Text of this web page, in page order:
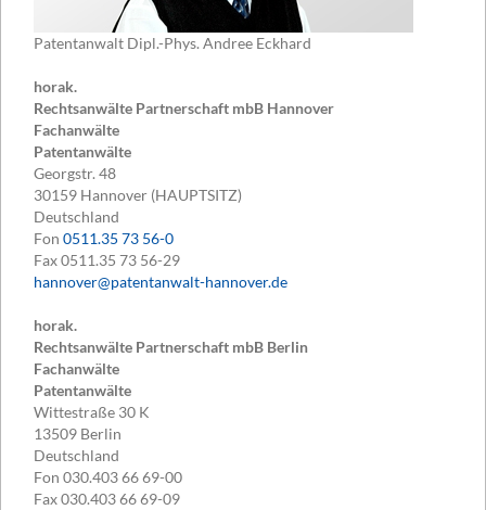
Patentanwalt Dipl.-Phys. Andree Eckhard
horak.
Rechtsanwälte Partnerschaft mbB Hannover
Fachanwälte
Patentanwälte
Georgstr. 48
30159 Hannover (HAUPTSITZ)
Deutschland
Fon 0511.35 73 56-0
Fax0511.35 73 56-29
hannover@patentanwalt-hannover.de
horak.
Rechtsanwälte Partnerschaft mbB Berlin
Fachanwälte
Patentanwälte
Wittestraße 30 K
13509 Berlin
Deutschland
Fon 030.403 66 69-00
Fax030.403 66 69-09